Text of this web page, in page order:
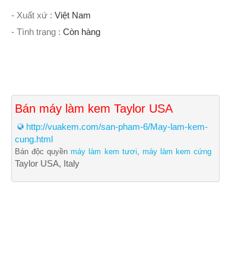
- Xuất xứ : Việt Nam
- Tình trạng : Còn hàng
Bán máy làm kem Taylor USA
http://vuakem.com/san-pham-6/May-lam-kem-
cung.html
Bán độc quyềnmáy làm kem tươi, máy làm kem cứng
Taylor USA, Italy